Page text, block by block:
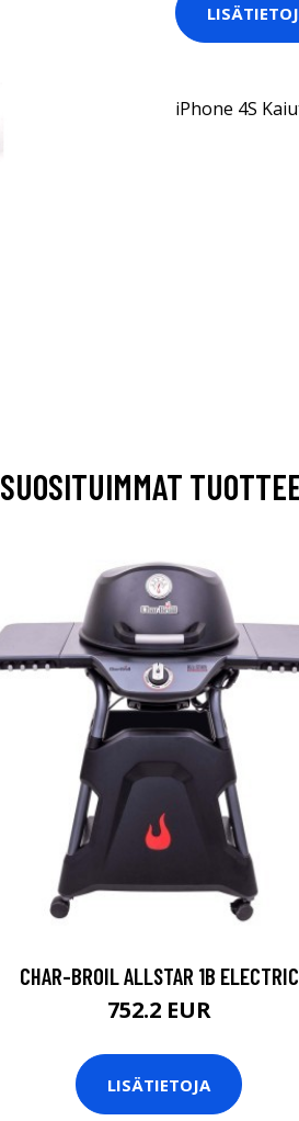
iPhone 4S
SUOSITUIMMAT
CHAR-BROIL ALLSTAR 1B ELECTRIC
752.2 EUR
LISÄTIETOJA